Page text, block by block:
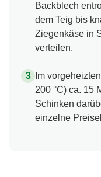
Backblech
dem Teig bis
Ziegenkäse in
verteilen.
Im
200 °C) ca. 15
Schinken
einzelne